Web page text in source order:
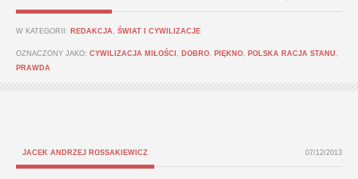
W KATEGORII: REDAKCJA ŚWIAT I CYWILIZACJE
OZNACZONY JAKO: CYWILIZACJA MIŁOŚCI DOBRO PIĘKNO POLSKA RACJA STANU
PRAWDA
JACEK ANDRZEJ ROSSAKIEWICZ 07/12/2013